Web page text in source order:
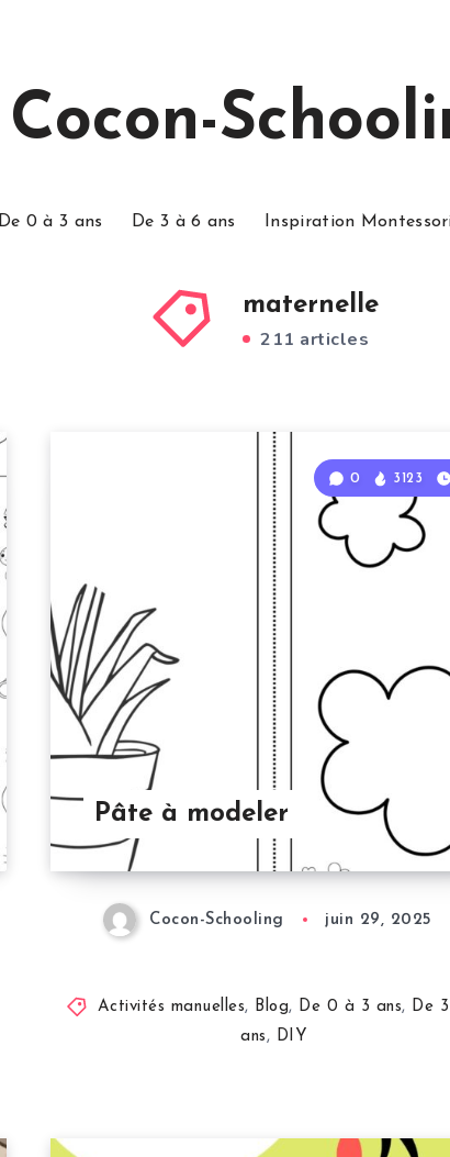
Cocon-
De 0 à 3 ans De 3 à 6 ans Inspiration
maternelle
211 articles
Pâte à modeler
0 3123
Cocon-Schooling juin 29, 2025
Activités manuelles, Blog, De 0 à 3 ans, De
ans, DIY